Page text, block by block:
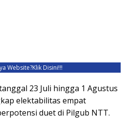
Website?Klik Disini!!!
23 Juli hingga 1 Agustus
elektabilitas empat
duet di Pilgub NTT.